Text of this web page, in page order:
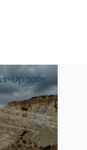
Update